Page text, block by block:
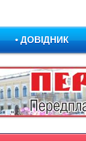
• ДОВІДНИК